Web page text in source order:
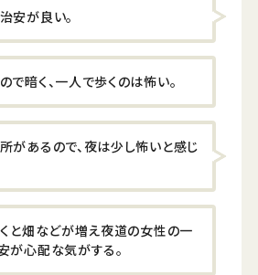
安が良い。
暗く、一人で歩くのは怖い。
があるので、夜は少し怖いと感じ
と畑などが増え夜道の女性の一
が心配な気がする。